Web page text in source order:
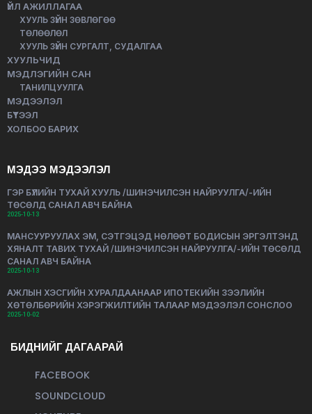
ҮЙЛ АЖИЛЛАГАА
ХУУЛЬ ЗҮЙН ЗӨВЛӨГӨӨ
ТӨЛӨӨЛӨЛ
ХУУЛЬ ЗҮЙН СУРГАЛТ, СУДАЛГАА
ХУУЛЬЧИД
МЭДЛЭГИЙН САН
ТАНИЛЦУУЛГА
МЭДЭЭЛЭЛ
БҮТЭЭЛ
ХОЛБОО БАРИХ
МЭДЭЭ МЭДЭЭЛЭЛ
ГЭР БҮЛИЙН ТУХАЙ ХУУЛЬ /ШИНЭЧИЛСЭН НАЙРУУЛГА/-ИЙН
ТӨСӨЛД САНАЛ АВЧ БАЙНА
2025-10-13
МАНСУУРУУЛАХ ЭМ, СЭТГЭЦЭД НӨЛӨӨТ БОДИСЫН ЭРГЭЛТЭНД
ХЯНАЛТ ТАВИХ ТУХАЙ /ШИНЭЧИЛСЭН НАЙРУУЛГА/-ИЙН ТӨСӨЛД
САНАЛ АВЧ БАЙНА
2025-10-13
АЖЛЫН ХЭСГИЙН ХУРАЛДААНААР ИПОТЕКИЙН ЗЭЭЛИЙН
ХӨТӨЛБӨРИЙН ХЭРЭГЖИЛТИЙН ТАЛААР МЭДЭЭЛЭЛ СОНСЛОО
2025-10-02
БИДНИЙГ ДАГААРАЙ
FACEBOOK
SOUNDCLOUD